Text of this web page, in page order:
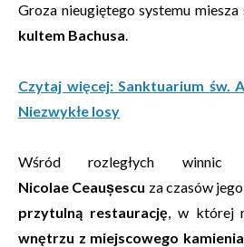
Groza nieugiętego systemu miesza
kultem Bachusa.
Czytaj więcej: Sanktuarium św.
Niezwykłe losy
Wśród rozległych winnic
Nicolae Ceaușescu za czasów
przytulną restaurację, w której
wnętrzu z miejscowego kamienia